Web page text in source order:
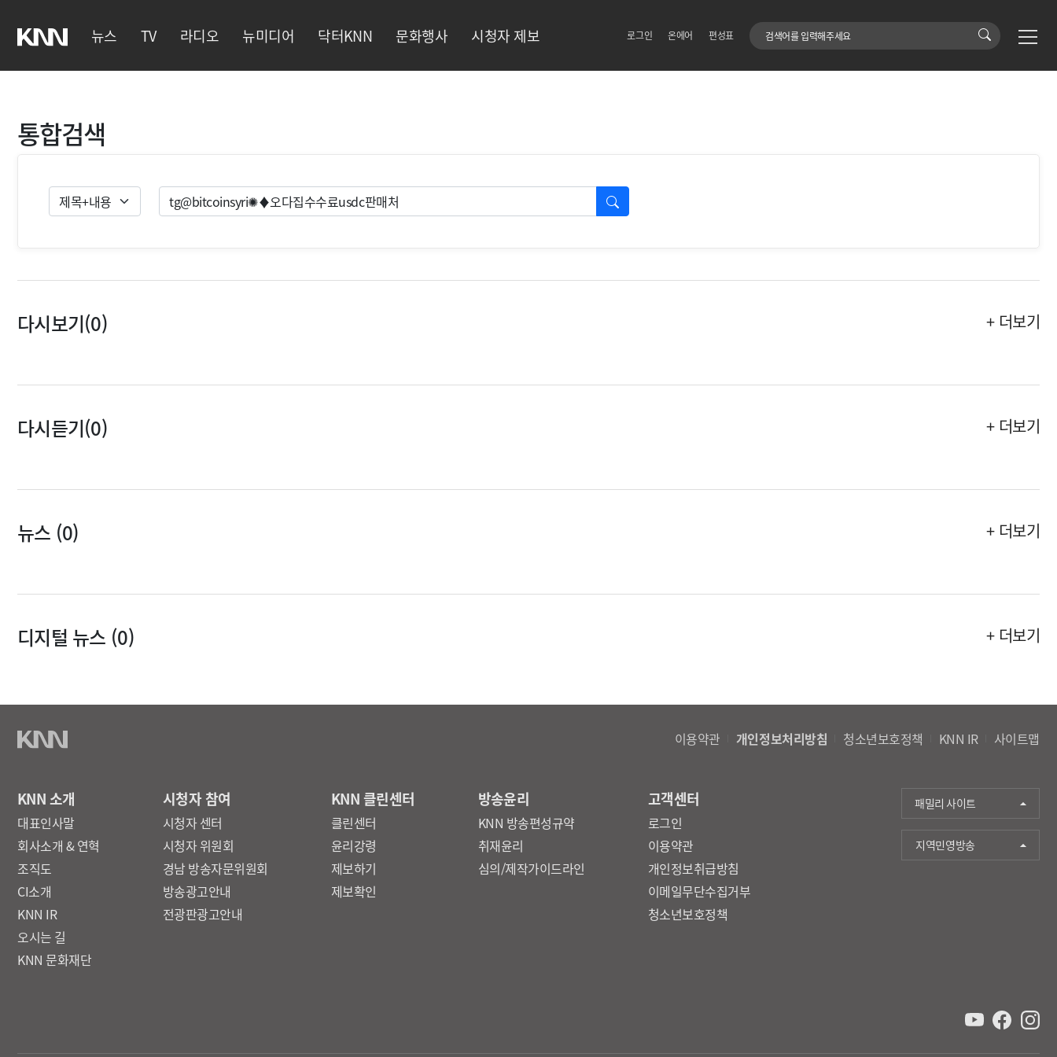
뉴스 TV 라디오 뉴미디어 닥터KNN 문화행사 시청자 제보 로그인 온에어 편성표
검색어
통합검색
검색유형 검색
다시보기(0) + 더보기
다시듣기(0) + 더보기
뉴스 (0) + 더보기
디지털 뉴스 (0) + 더보기
이용약관 개인정보처리방침 청소년보호정책 KNN IR 사이트맵
KNN 소개
대표인사말
회사소개 & 연혁
조직도
CI소개
KNN IR
오시는 길
KNN 문화재단
시청자 참여
시청자 센터
시청자 위원회
경남 방송자문위원회
방송광고안내
전광판광고안내
KNN 클린센터
클린센터
윤리강령
제보하기
제보확인
방송윤리
KNN 방송편성규약
취재윤리
심의/제작가이드라인
고객센터
로그인
이용약관
개인정보취급방침
이메일무단수집거부
청소년보호정책
패밀리 사이트
지역민영방송